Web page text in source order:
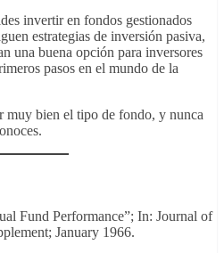
invertir en fondos gestionados
estrategias de inversión pasiva,
una buena opción para inversores
pasos en el mundo de la
muy bien el tipo de fondo, y nunca
Fund Performance”; In: Journal of
January 1966.